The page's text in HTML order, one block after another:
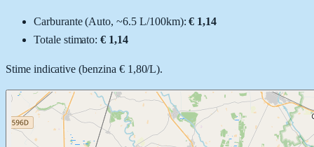
Carburante (Auto, ~6.5 L/100km): € 1,14
Totale stimato:€ 1,14
Stime indicative (benzina € 1,80/L).